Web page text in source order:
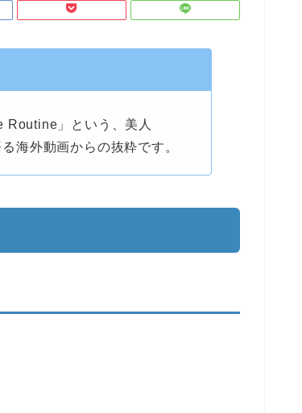
」という、美人
海外動画からの抜粋です。